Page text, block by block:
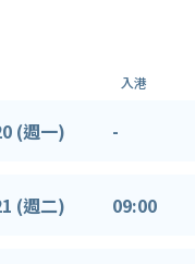
入港
(週一) -
(週二) 09:00